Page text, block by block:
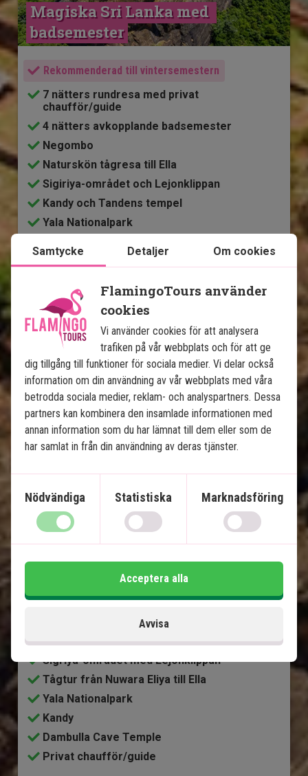
Magiska Sri Lanka med
badsemester
Rekommenderad till vintersemestern
7 nätters rundresa med privat
chaufför/guide
4 nätters avkopplande badsemester
Negombo
Naturskön tågresa till Ella
Sigiriya-området och Lejonklippan
Kandy och Tandens tempel
Yala Nationalpark
Badsemester vid Bentota, Unawatuna,
Ingår i priset
14 dagar
Pris pr.
pers. från 20 995kr. Läs mer
Sri Lanka
Se karta
Maldiverna
Sigriya-området med Lejonklippan
Tågtur från Nuwara Eliya till Ella
Yala Nationalpark
Kandy
Dambulla Cave Temple
Privat chaufför/guide
Samtycke Detaljer Om cookies
FlamingoTours använder
cookies
Vi använder cookies för att analysera
trafiken på vår webbplats och för att ge
dig tillgång till funktioner för sociala medier. Vi delar också
information om din användning av vår webbplats med våra
betrodda sociala medier, reklam- och analyspartners. Dessa
partners kan kombinera den insamlade informationen med
annan information som du har lämnat till dem eller som de
har samlat in från din användning av deras tjänster.
Nödvändiga Statistiska Marknadsföring
Avvisa
Acceptera alla